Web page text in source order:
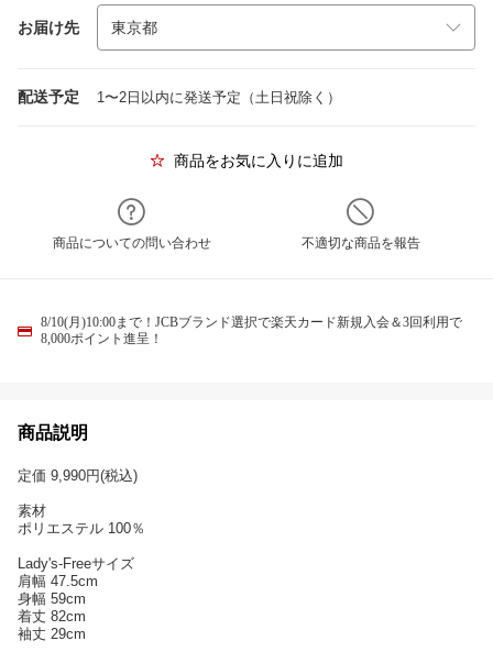
お届け先
配送予定 1〜2日以内に発送予定（土日祝除く）
商品をお気に入りに追加
商品についての問い合わせ 不適切な商品を報告
8/10(月)10:00まで！JCBブランド選択で楽天カード新規入会＆3回利用で
8,000ポイント進呈！
商品説明
定価 9,990円(税込)
素材
ポリエステル 100％
Lady's-Freeサイズ
肩幅 47.5cm
身幅 59cm
着丈 82cm
袖丈 29cm